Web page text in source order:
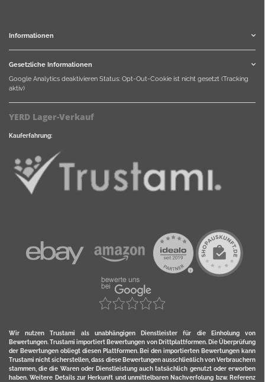
Informationen
Gesetzliche Informationen
Google Analytics deaktivieren Status: Opt-Out-Cookie ist nicht gesetzt (Tracking
aktiv)
YERD Lager-Verkauf
Kauferfahrung:
Wir nutzen Trustami als unabhängigen Dienstleister für die Einholung von
Bewertungen. Trustami importiert Bewertungen von Drittplattformen. Die Überprüfung
der Bewertungen obliegt diesen Plattformen. Bei den importierten Bewertungen kann
Trustami nicht sicherstellen, dass diese Bewertungen ausschließlich von Verbrauchern
stammen, die die Waren oder Dienstleistung auch tatsächlich genutzt oder erworben
haben. Weitere Details zur Herkunft und unmittelbaren Nachverfolung bzw. Referenz